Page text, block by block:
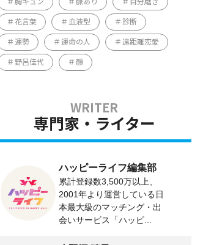
胸キュン 脈あり 自分磨き
花言葉 血液型 診断
運勢 運命の人 遠距離恋愛
野呂佳代 顔
専門家・ライター
ハッピーライフ編集部
累計登録数3,500万以上、
2001年より運営している日
本最大級のマッチング・出
会いサービス「ハッピ...